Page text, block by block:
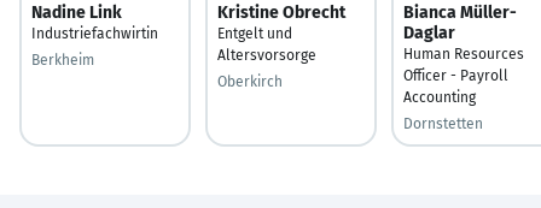
Nadine Link
Industriefachwirtin
Berkheim
Kristine Obrecht
Entgelt und
Altersvorsorge
Oberkirch
Bianca Müller-
Daglar
Human Resources
Officer - Payroll
Accounting
Dornstetten